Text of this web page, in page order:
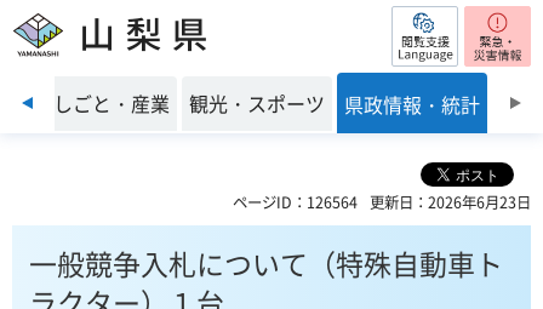
山梨県 閲覧支援
前のスライドを表示
境 しごと・産業 観光・スポーツ 県政情報・統計
ページID：126564 更新日：2026年6月23日
一般競争入札について（特殊自動車ト